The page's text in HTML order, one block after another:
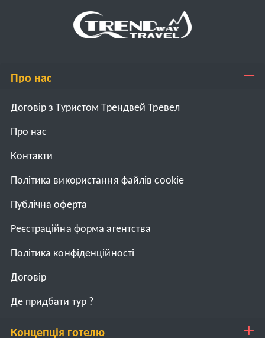
Про нас
Договір з Туристом Трендвей Тревел
Про нас
Контакти
Політика використання файлів cookie
Публічна оферта
Реєстраційна форма агентства
Політика конфіденційності
Договiр
Де придбати тур ?
Концепція готелю